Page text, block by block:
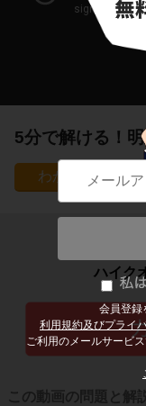
会員登録
利用規約及びプライ
ご利用のメールサービ
5分で解ける！
子どもの
ハイク
この動画の問題と解